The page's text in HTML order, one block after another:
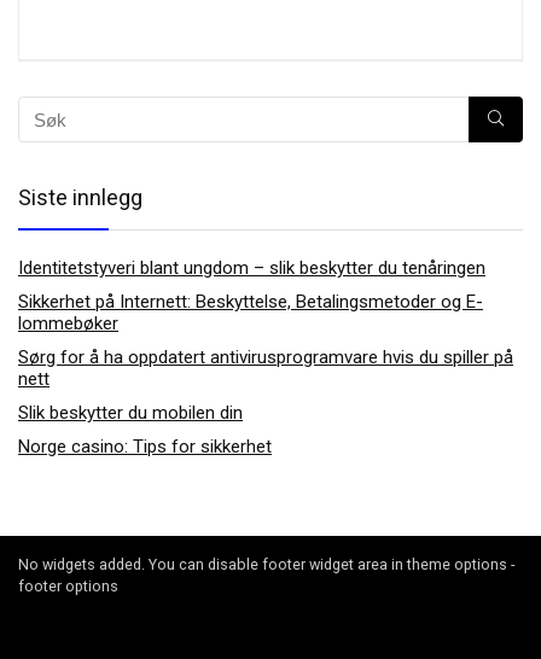
Siste innlegg
Identitetstyveri blant ungdom – slik beskytter du tenåringen
Sikkerhet på Internett: Beskyttelse, Betalingsmetoder og E-
lommebøker
Sørg for å ha oppdatert antivirusprogramvare hvis du spiller på
nett
Slik beskytter du mobilen din
Norge casino: Tips for sikkerhet
No widgets added. You can disable footer widget area in theme options -
footer options